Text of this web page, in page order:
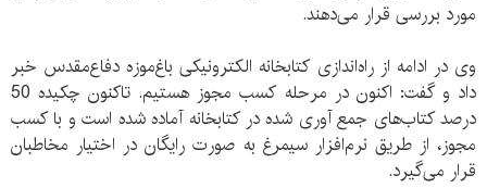
مورد بررسی قرار می‌دهند.
وی در ادامه از راه‌اندازی کتابخانه الکترونیکی باغ‌موزه دفاع‌مقدس خبر
داد و گفت: اکنون در مرحله کسب مجوز هستیم. تاکنون چکیده 50
درصد کتاب‌های جمع‌ آوری شده در کتابخانه آماده شده است و با کسب
مجوز، از طریق نرم‌افزار سیمرغ به صورت رایگان در اختیار مخاطبان
قرار می‌گیرد.